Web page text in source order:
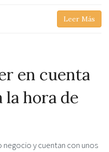
Leer Más
en cuenta
la hora de
negocio y cuentan con unos